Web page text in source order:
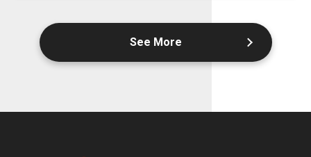
See More